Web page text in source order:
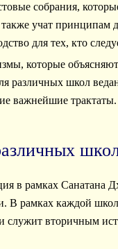
собрания,
учат принципам
для тех, кто
которые
различных школ
важнейшие трактаты.
в рамках Санатана
В рамках каждой
служит вторичным